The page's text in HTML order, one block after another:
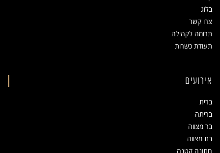
בלוג
צרו קשר
תרומה לקהילה
תעודת כשרות
אירועים
ברית
בריתה
בר מצווה
בת מצווה
חתונה קטנה